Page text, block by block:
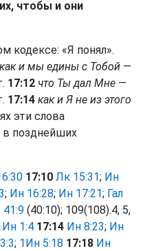
чтобы и они
кодексе: «Я понял».
и мы едины с Тобой —
17:12 что Ты дал Мне —
17:14 как и Я не из этого
эти слова
в позднейших
17:10 Лк 15:31; Ин
; Ин 16:28; Ин 17:21; Гал
41:9 (40:10); 109(108).4, 5,
1:4 17:14 Ин 8:23; Ин
; 1Ин 5:18 17:18 Ин